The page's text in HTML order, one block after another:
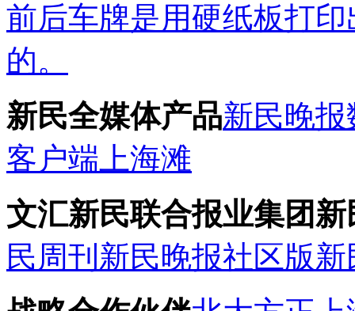
前后车牌是用硬纸板打
的。
新民全媒体产品新民晚
客户端 上海滩
文汇新民联合报业集团
民周刊 新民晚报社区版新